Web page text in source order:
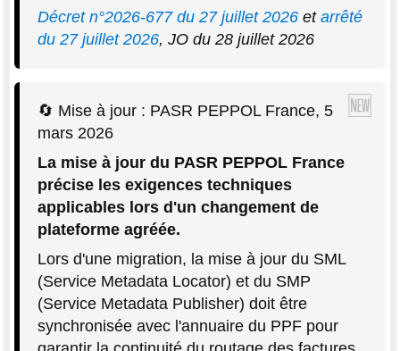
Décret n°2026-677 du 27 juillet 2026 et arrêté
du 27 juillet 2026, JO du 28 juillet 2026
🔄 Mise à jour : PASR PEPPOL France, 5
mars 2026
La mise à jour du PASR PEPPOL France
précise les exigences techniques
applicables lors d'un changement de
plateforme agréée.
Lors d'une migration, la mise à jour du SML
(Service Metadata Locator) et du SMP
(Service Metadata Publisher) doit être
synchronisée avec l'annuaire du PPF pour